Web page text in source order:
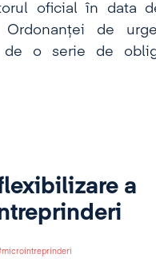
oficial în data
Ordonanței de
de o serie de
a
microintreprinderi